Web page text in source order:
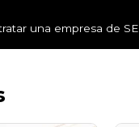
una empresa de